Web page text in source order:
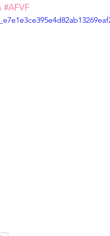
#AFVF